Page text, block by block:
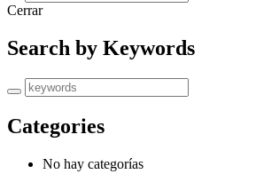
Cerrar
Search by Keywords
Categories
No hay categorías